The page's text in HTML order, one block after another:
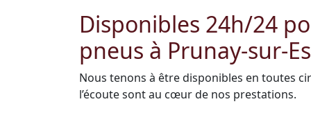
Disponibles 24h/24
pneus à Prunay-sur-
Nous tenons à être disponibles en toutes
l’écoute sont au cœur de nos prestations.